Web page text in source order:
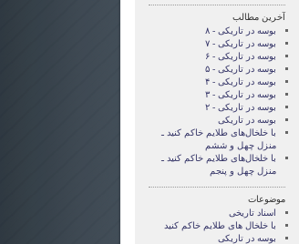
آخرین مطالب
بوسه در تاریکی - ۸
بوسه در تاریکی - ۷
بوسه در تاریکی - ۶
بوسه در تاریکی - ۵
بوسه در تاریکی - ۴
بوسه در تاریکی - ۳
بوسه در تاریکی - ۲
بوسه در تاریکی
با خلخال‌های طلایم خاکم کنید ـ
منزل چهل و ششم
با خلخال‌های طلایم خاکم کنید ـ
منزل چهل و پنجم
موضوعات
اسناد تاریخی
با خلخال های طلایم خاکم کنید
بوسه در تاریکی